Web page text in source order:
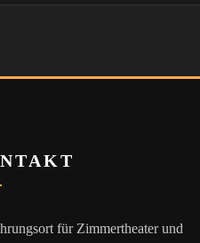
für Zimmertheater und